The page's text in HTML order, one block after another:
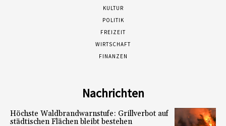
KULTUR
POLITIK
FREIZEIT
WIRTSCHAFT
FINANZEN
Nachrichten
Höchste Waldbrandwarnstufe: Grillverbot auf
städtischen Flächen bleibt bestehen